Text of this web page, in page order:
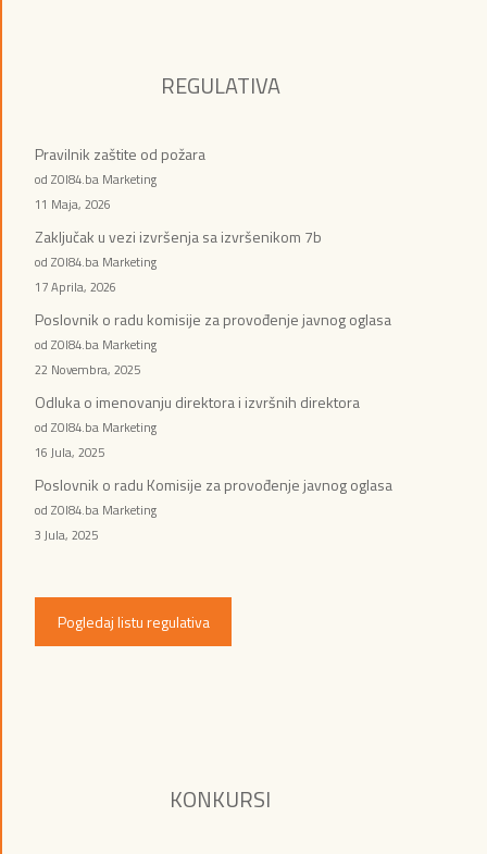
REGULATIVA
Pravilnik zaštite od požara
od ZOI84.ba Marketing
11 Maja, 2026
Zaključak u vezi izvršenja sa izvršenikom 7b
od ZOI84.ba Marketing
17 Aprila, 2026
Poslovnik o radu komisije za provođenje javnog oglasa
od ZOI84.ba Marketing
22 Novembra, 2025
Odluka o imenovanju direktora i izvršnih direktora
od ZOI84.ba Marketing
16 Jula, 2025
Poslovnik o radu Komisije za provođenje javnog oglasa
od ZOI84.ba Marketing
3 Jula, 2025
Pogledaj listu regulativa
KONKURSI